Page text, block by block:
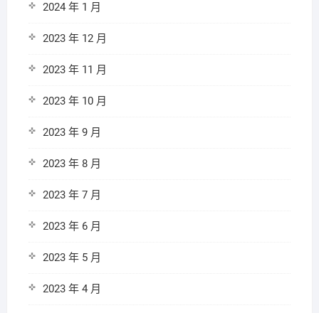
2024 年 1 月
2023 年 12 月
2023 年 11 月
2023 年 10 月
2023 年 9 月
2023 年 8 月
2023 年 7 月
2023 年 6 月
2023 年 5 月
2023 年 4 月